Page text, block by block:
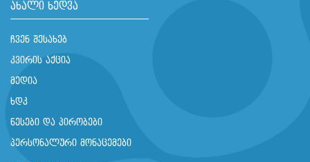
ახალი ხედვა
ჩვენ შესახებ
კვირის აქცია
მედია
ხდკ
წესები და პირობები
პერსონალური მონაცემები